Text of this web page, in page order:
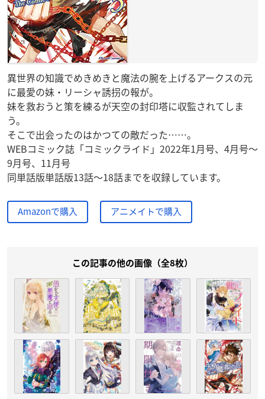
異世界の知識でめきめきと魔法の腕を上げるアークスの元
に最愛の妹・リーシャ誘拐の報が。
妹を救おうと策を練るが天空の封印塔に収監されてしま
う。
そこで出会ったのはかつての敵だった……。
WEBコミック誌「コミックライド」2022年1月号、4月号～
9月号、11月号
同単話版単話版13話～18話までを収録しています。
Amazonで購入 アニメイトで購入
この記事の他の画像（全8枚）